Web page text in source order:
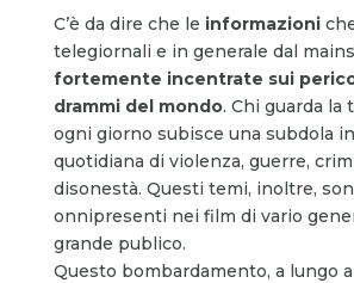
C’è da dire che le informazioni
telegiornali e in generale dal
fortemente incentrate sui
drammi del mondo. Chi guarda la
ogni giorno subisce una subdola
quotidiana di violenza, guerre,
disonestà. Questi temi, inoltre,
onnipresenti nei film di vario
grande publico.
Questo bombardamento, a lungo